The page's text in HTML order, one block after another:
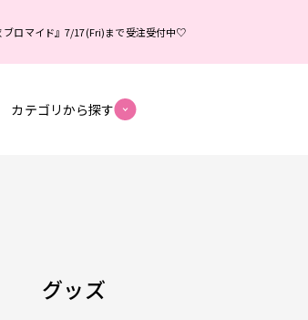
ブロマイド』7/17(Fri)まで受注受付中♡
カテゴリから探す
グッズ